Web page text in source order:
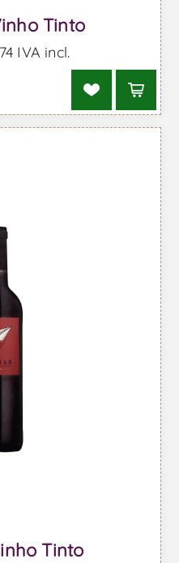
Tinto
IVA incl.
Tinto